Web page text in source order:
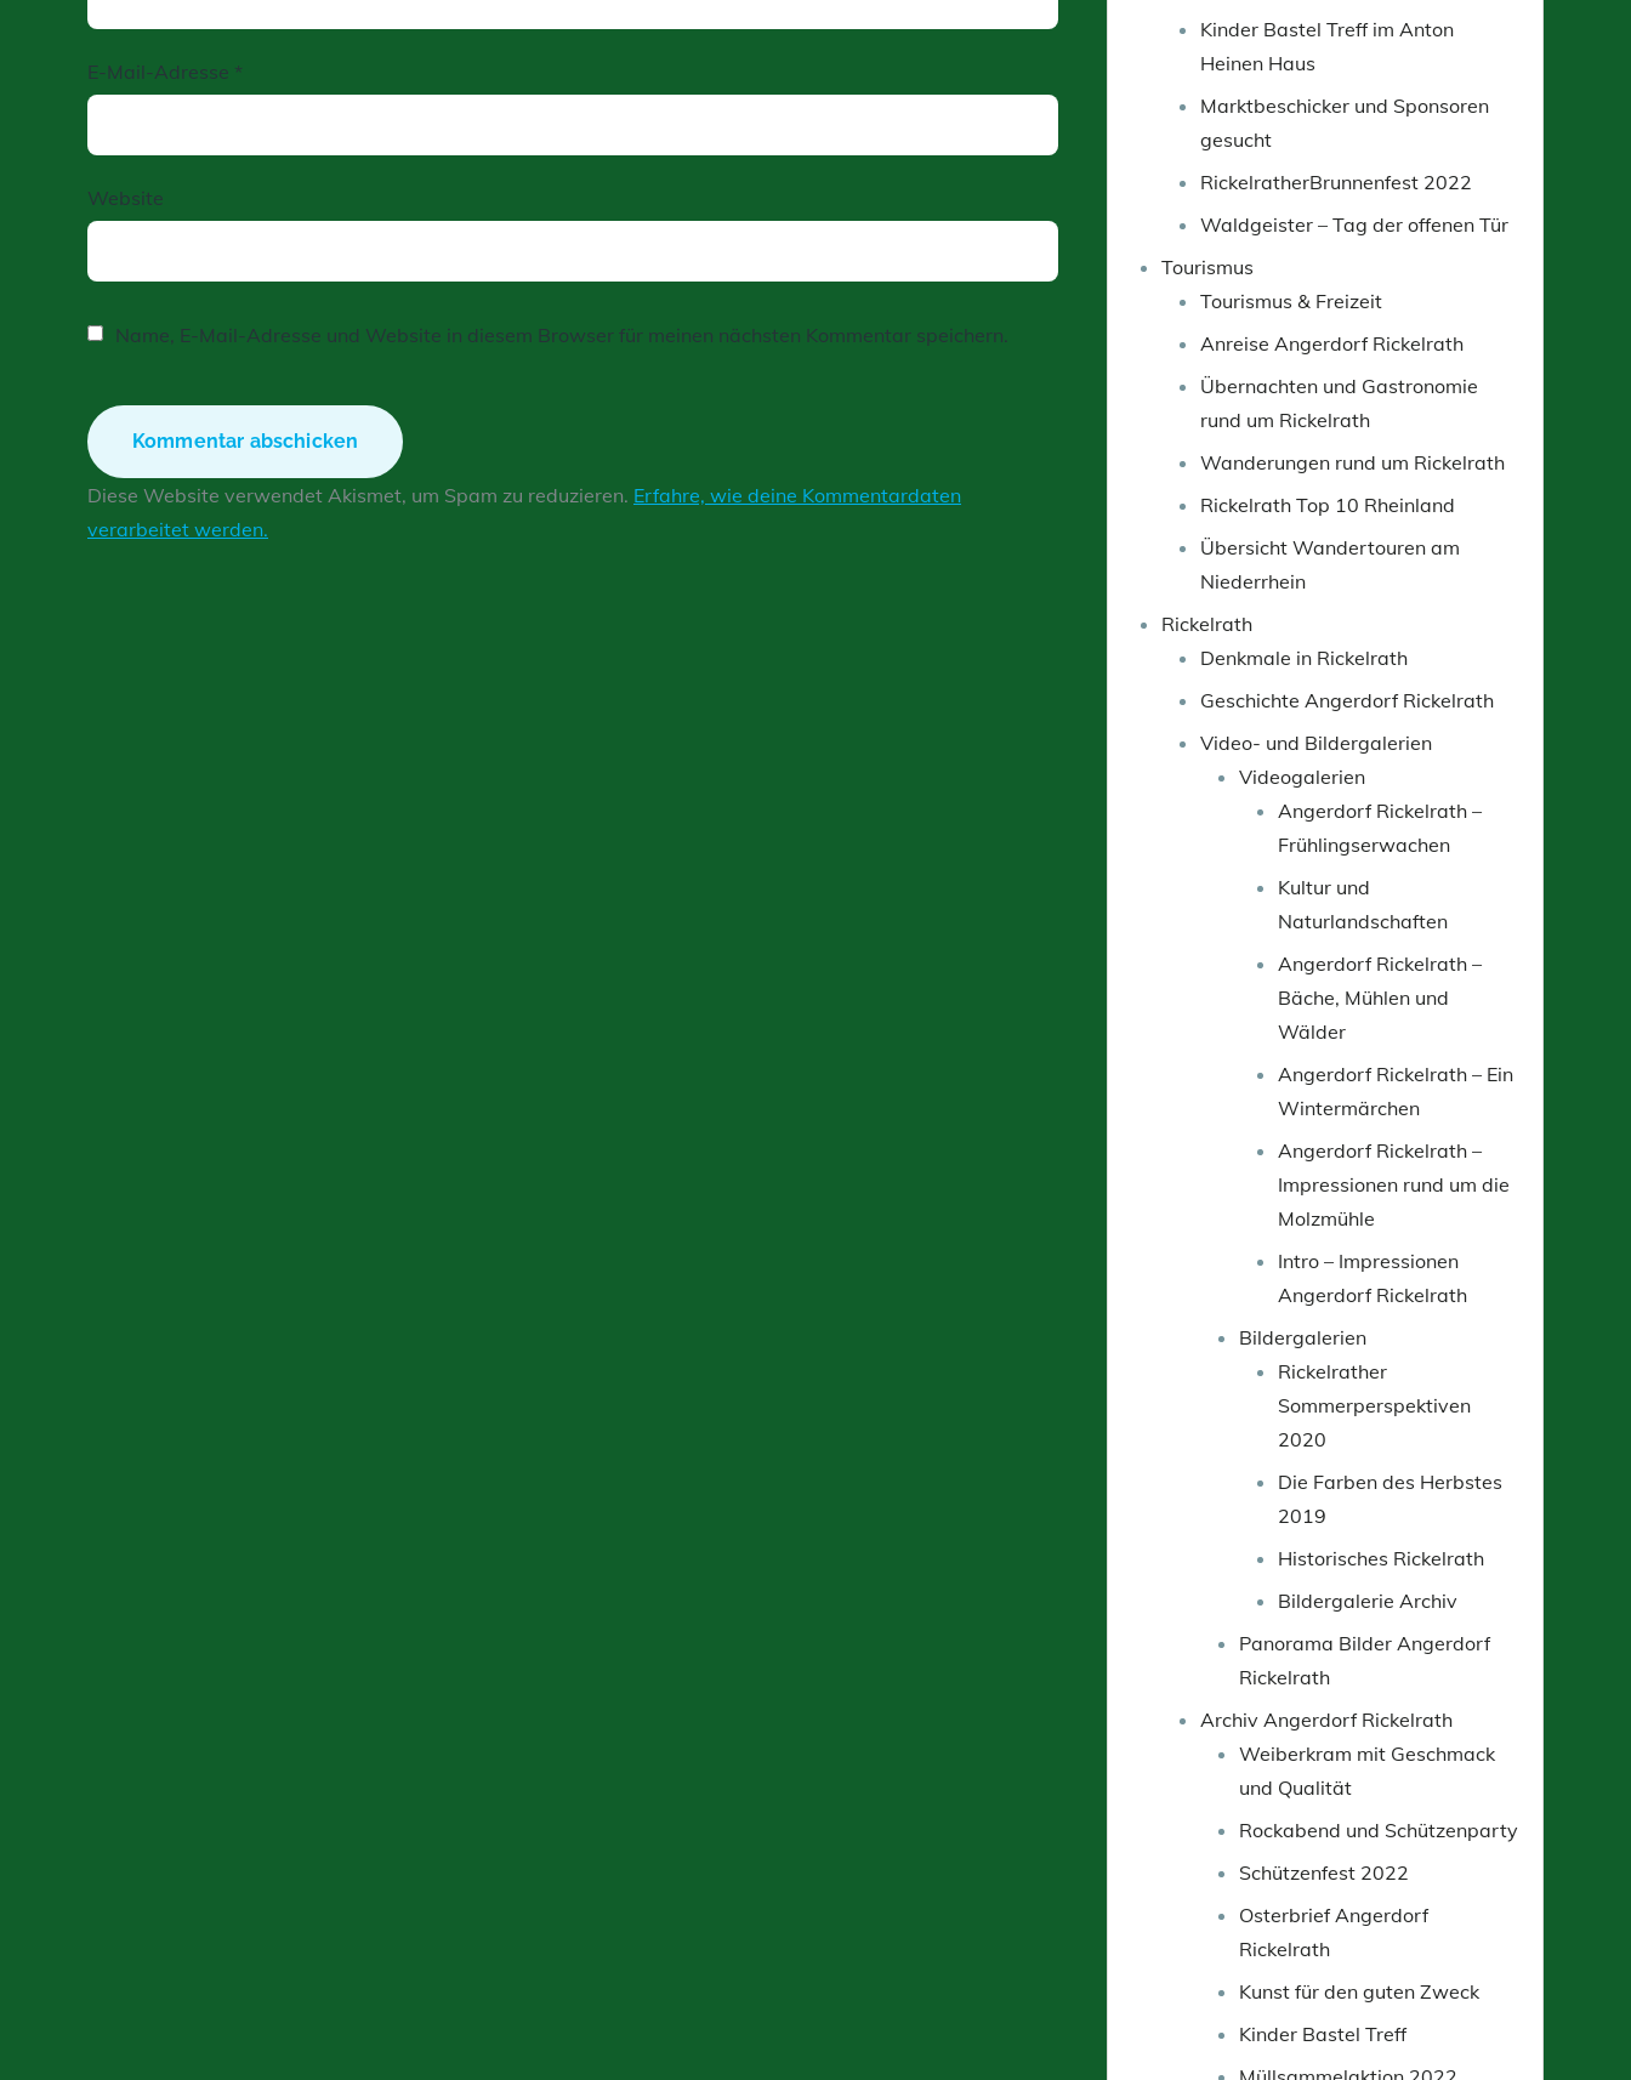
E-Mail-Adresse *
Website
Name, E-Mail-Adresse und Website in diesem Browser für meinen nächsten Kommentar speichern.
Diese Website verwendet Akismet, um Spam zu reduzieren. Erfahre, wie deine Kommentardaten
verarbeitet werden.
Kinder Bastel Treff im Anton
Heinen Haus
Marktbeschicker und Sponsoren
gesucht
RickelratherBrunnenfest 2022
Waldgeister – Tag der offenen Tür
Tourismus
Tourismus & Freizeit
Anreise Angerdorf Rickelrath
Übernachten und Gastronomie
rund um Rickelrath
Wanderungen rund um Rickelrath
Rickelrath Top 10 Rheinland
Übersicht Wandertouren am
Niederrhein
Rickelrath
Denkmale in Rickelrath
Geschichte Angerdorf Rickelrath
Video- und Bildergalerien
Videogalerien
Angerdorf Rickelrath –
Frühlingserwachen
Kultur und
Naturlandschaften
Angerdorf Rickelrath –
Bäche, Mühlen und
Wälder
Angerdorf Rickelrath – Ein
Wintermärchen
Angerdorf Rickelrath –
Impressionen rund um die
Molzmühle
Intro – Impressionen
Angerdorf Rickelrath
Bildergalerien
Rickelrather
Sommerperspektiven
2020
Die Farben des Herbstes
2019
Historisches Rickelrath
Bildergalerie Archiv
Panorama Bilder Angerdorf
Rickelrath
Archiv Angerdorf Rickelrath
Weiberkram mit Geschmack
und Qualität
Rockabend und Schützenparty
Schützenfest 2022
Osterbrief Angerdorf
Rickelrath
Kunst für den guten Zweck
Kinder Bastel Treff